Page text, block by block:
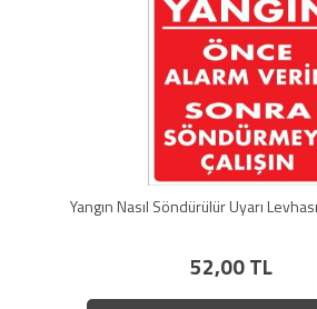
Yangın Nasıl Söndürülür Uyarı
52,00 TL